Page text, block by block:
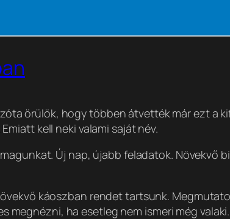
örülök, hogy többen átvették már ezt a
kell neki valami saját név.
Új nap, újabb feladatok. Növekvő
káoszban rendet tartsunk.
megnézni, ha esetleg nem ismeri még valaki.